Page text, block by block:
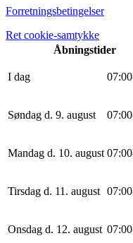
Forretningsbetingelser
Ret cookie-samtykke
Åbningstider
I dag 07:00
Søndag d. 9. august 07:00
Mandag d. 10. august 07:00
Tirsdag d. 11. august 07:00
Onsdag d. 12. august 07:00